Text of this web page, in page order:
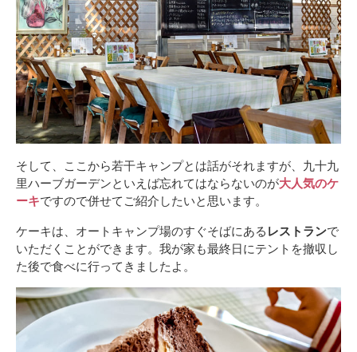
そして、ここから若干キャンプとは話がそれますが、九十九
里ハーブガーデンといえば忘れてはならないのが大人気のケ
ーキですので併せてご紹介したいと思います。
ケーキは、オートキャンプ場のすぐそばにある レストランで
いただくことができます。我が家も最終日にテントを撤収し
た後で食べに行ってきましたよ。